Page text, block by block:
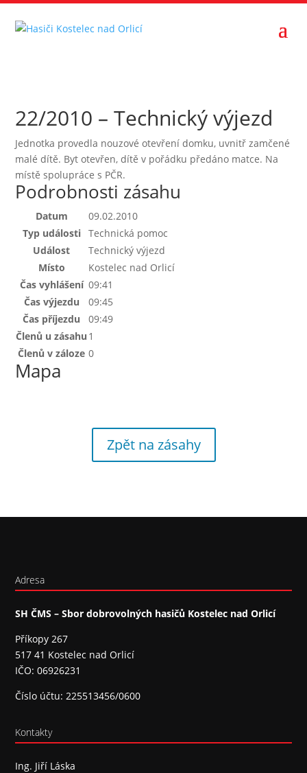
22/2010 – Technický výjezd
Jednotka provedla nouzové otevření domku, uvnitř zamčené
malé dítě. Byt otevřen, dítě v pořádku předáno matce. Na
místě spolupráce s PČR.
Podrobnosti zásahu
Datum
09.02.2010
Typ události
Technická pomoc
Událost
Technický výjezd
Místo
Kostelec nad Orlicí
Čas vyhlášení 09:41
Čas výjezdu
09:45
Čas příjezdu
09:49
Členů u zásahu 1
Členů v záloze 0
Mapa
Zpět na zásahy
Adresa
SH ČMS – Sbor dobrovolných hasičů Kostelec nad Orlicí
Příkopy 267
517 41 Kostelec nad Orlicí
IČO: 06926231
Číslo účtu: 225513456/0600
Kontakty
Ing. Jiří Láska